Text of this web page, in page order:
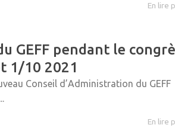
En lire
GEFF pendant le
1/10 2021
Conseil d’Administration du GEFF
En lire